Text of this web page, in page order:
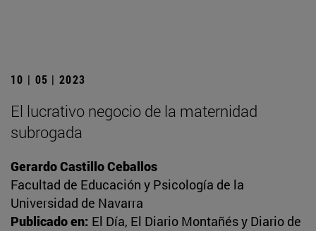
10 | 05 | 2023
El lucrativo negocio de la maternidad
subrogada
Gerardo Castillo Ceballos
Facultad de Educación y Psicología de la
Universidad de Navarra
Publicado en: El Día, El Diario Montañés y Diario de